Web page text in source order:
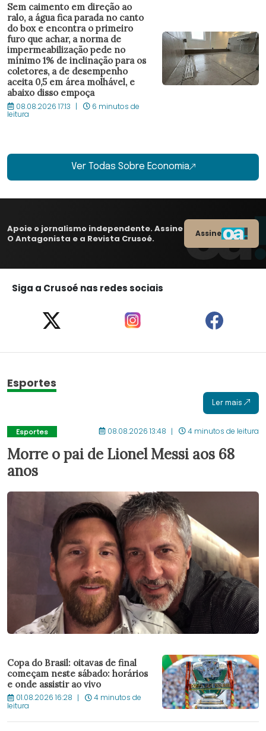
Sem caimento em direção ao
ralo, a água fica parada no canto
do box e encontra o primeiro
furo que achar, a norma de
impermeabilização pede no
mínimo 1% de inclinação para os
coletores, a de desempenho
aceita 0,5 em área molhável, e
abaixo disso empoça
08.08.2026 17:13 6 minutos de
leitura
Ver Todas Sobre Economia
Apoie o jornalismo independente. Assine
O Antagonista e a Revista Crusoé.
Assine
Siga a Crusoé nas redes sociais
Esportes
Ler mais
Esportes 08.08.2026 13:48 4 minutos de leitura
Morre o pai de Lionel Messi aos 68
anos
Copa do Brasil: oitavas de final
começam neste sábado: horários
e onde assistir ao vivo
01.08.2026 16:28 4 minutos de
leitura